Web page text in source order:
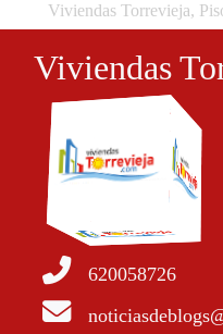
Viviendas Torrevieja,
Viviendas
620058726